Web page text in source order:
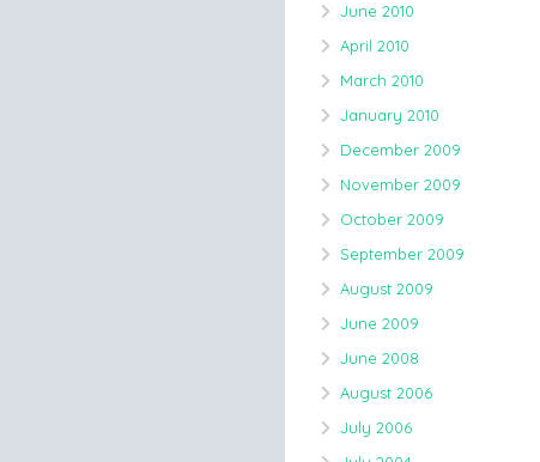
June 2010
April 2010
March 2010
January 2010
December 2009
November 2009
October 2009
September 2009
August 2009
June 2009
June 2008
August 2006
July 2006